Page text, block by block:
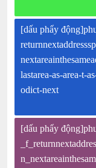
[dấu phẩy
lastarea-as-area-t-
odict-next
[dấu phẩy